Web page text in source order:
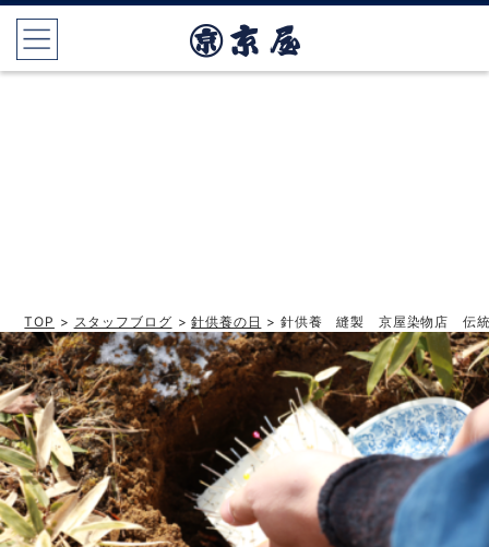
TOP > スタッフブログ >針供養の日 > 針供養 縫製 京屋染物店 伝